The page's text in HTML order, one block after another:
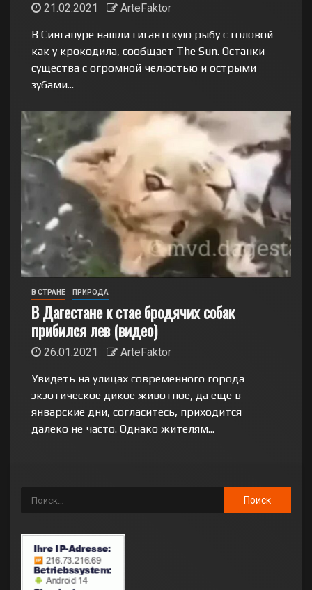
21.02.2021
ArteFaktor
В Сингапуре нашли гигантскую рыбу с головой
как у крокодила, сообщает The Sun. Останки
существа с огромной челюстью и острыми
зубами...
В СТРАНЕ ПРИРОДА
В Дагестане к стае бродячих собак
прибился лев (видео)
26.01.2021
ArteFaktor
Увидеть на улицах современного города
экзотическое дикое животное, да еще в
январские дни, согласитесь, приходится
далеко не часто. Однако жителям...